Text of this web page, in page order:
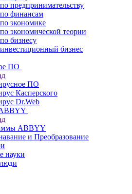
предпринимательству
финансам
экономике
экономической теории
бизнесу
бизнес
ПО
ПО
Касперского
Dr.Web
ABBYY
и Преобразование
науки